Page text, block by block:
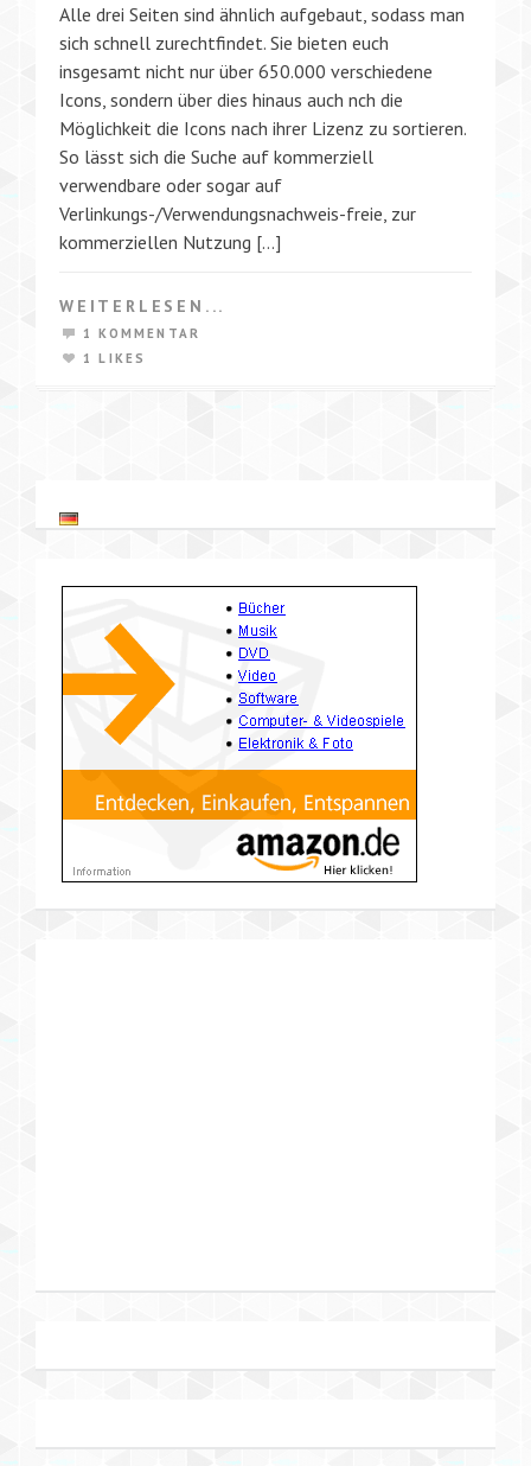
Alle drei Seiten sind ähnlich aufgebaut, sodass man
sich schnell zurechtfindet. Sie bieten euch
insgesamt nicht nur über 650.000 verschiedene
Icons, sondern über dies hinaus auch nch die
Möglichkeit die Icons nach ihrer Lizenz zu sortieren.
So lässt sich die Suche auf kommerziell
verwendbare oder sogar auf
Verlinkungs-/Verwendungsnachweis-freie, zur
kommerziellen Nutzung […]
WEITERLESEN...
1 KOMMENTAR
1 LIKES